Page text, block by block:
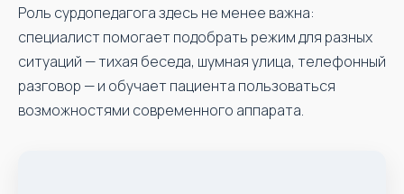
Роль сурдопедагога здесь не менее важна:
специалист помогает подобрать режим для разных
ситуаций — тихая беседа, шумная улица, телефонный
разговор — и обучает пациента пользоваться
возможностями современного аппарата.